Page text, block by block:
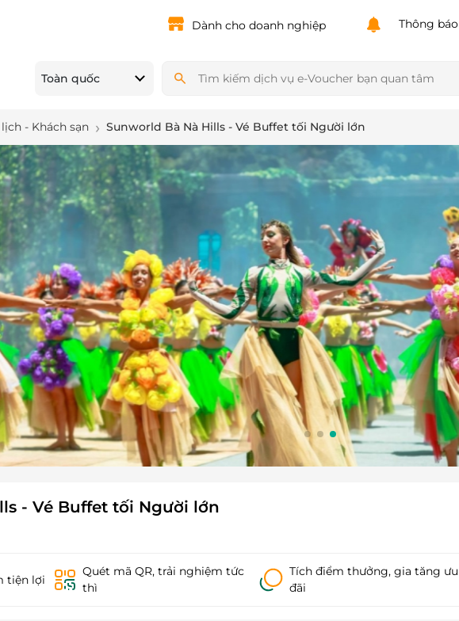
Dành cho doanh nghiệp Thông báo
Toàn quốc
- Khách sạn Sunworld Bà Nà Hills - Vé Buffet tối Người lớn
- Vé Buffet tối Người lớn
tiện lợi
Quét mã QR, trải nghiệm tức
thì
Tích điểm thưởng, gia tăng ưu
đãi